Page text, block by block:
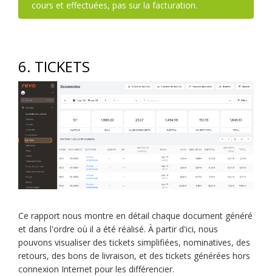
cours et effectuées, pas sur la facturation.
6. TICKETS
Ce rapport nous montre en détail chaque document généré
et dans l'ordre où il a été réalisé. À partir d'ici, nous
pouvons visualiser des tickets simplifiées, nominatives, des
retours, des bons de livraison, et des tickets générées hors
connexion Internet pour les différencier.